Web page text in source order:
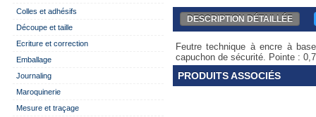
Colles et adhésifs
Découpe et taille
Ecriture et correction
Emballage
Journaling
Maroquinerie
Mesure et traçage
DESCRIPTION DÉTAILLÉE
Feutre technique à encre à
capuchon de sécurité. Pointe :
PRODUITS ASSOCIÉS